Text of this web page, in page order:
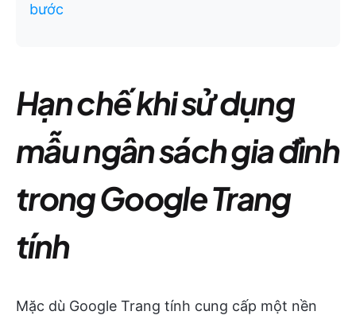
bước
Hạn chế khi sử dụng
mẫu ngân sách gia đình
trong Google Trang
tính
Mặc dù Google Trang tính cung cấp một nền